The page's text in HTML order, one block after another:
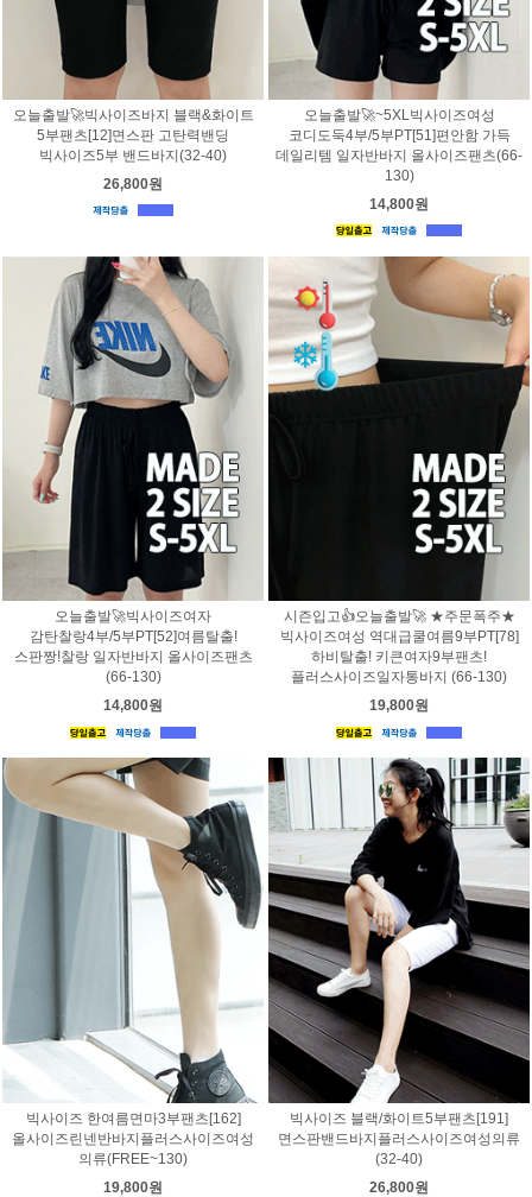
오늘출발🚀빅사이즈바지 블랙&화이트
5부팬츠[12]면스판 고탄력밴딩
빅사이즈5부 밴드바지(32-40)
26,800원
오늘출발🚀~5XL빅사이즈여성
코디도둑4부/5부PT[51]편안함 가득
데일리템 일자반바지 올사이즈팬츠(66-
130)
14,800원
오늘출발🚀빅사이즈여자
감탄찰랑4부/5부PT[52]여름탈출!
스판짱!찰랑 일자반바지 올사이즈팬츠
(66-130)
14,800원
시즌입고👍오늘출발🚀 ★주문폭주★
빅사이즈여성 역대급쿨여름9부PT[78]
하비탈출! 키큰여자9부팬츠!
플러스사이즈일자통바지 (66-130)
19,800원
빅사이즈 한여름면마3부팬츠[162]
올사이즈린넨반바지플러스사이즈여성
의류(FREE~130)
19,800원
빅사이즈 블랙/화이트5부팬츠[191]
면스판밴드바지플러스사이즈여성의류
(32-40)
26,800원